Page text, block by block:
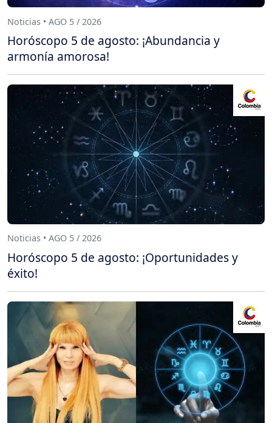
Noticias • AGO 5 / 2026
Horóscopo 5 de agosto: ¡Abundancia y
armonía amorosa!
Noticias • AGO 5 / 2026
Horóscopo 5 de agosto: ¡Oportunidades y
éxito!